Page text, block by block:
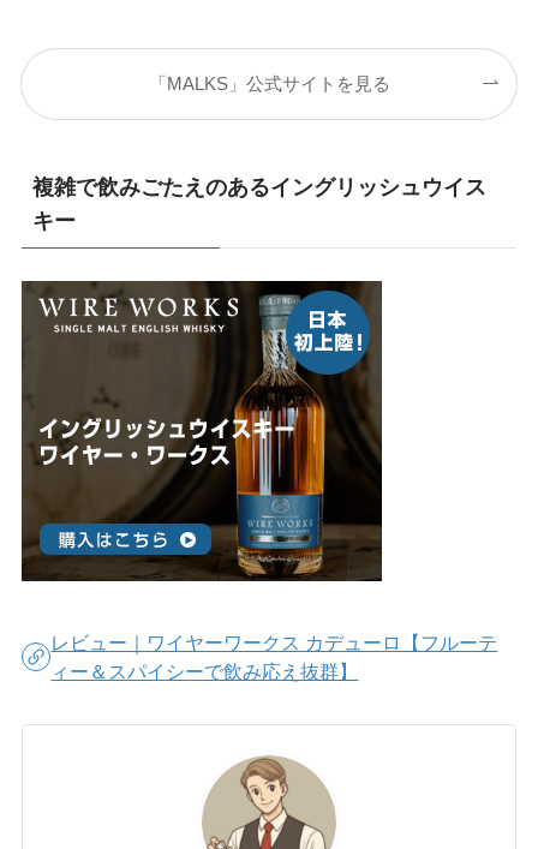
「MALKS」公式サイトを見る
複雑で飲みごたえのあるイングリッシュウイス
キー
レビュー｜ワイヤーワークス カデューロ【フルーテ
ィー＆スパイシーで飲み応え抜群】